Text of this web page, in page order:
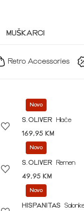
MUŠKARCI
Retro Accessories
Novo
S.OLIVER
Hlače
169,95 KM
Novo
S.OLIVER
Remen
49,95 KM
Novo
HISPANITAS